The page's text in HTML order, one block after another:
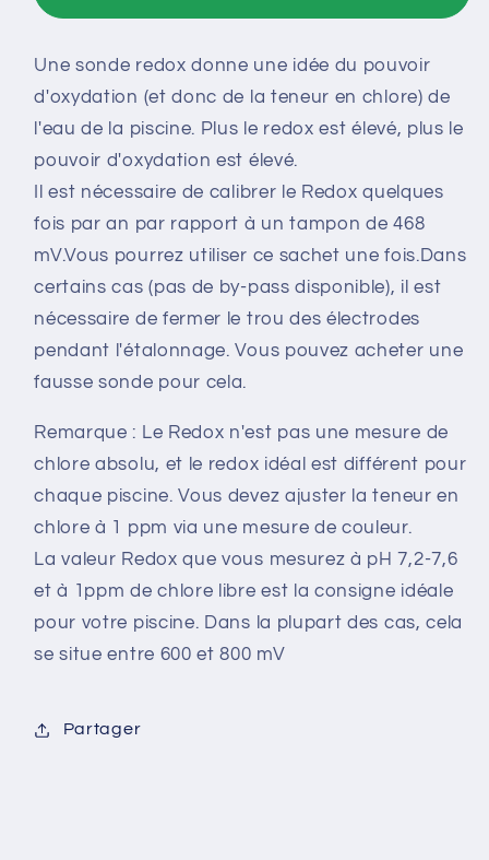
-
de
20
ml
-
de
20
ml
Une sonde redox donne une idée du pouvoir
d'oxydation (et donc de la teneur en chlore) de
l'eau de la piscine. Plus le redox est élevé, plus le
pouvoir d'oxydation est élevé.
Il est nécessaire de calibrer le Redox quelques
fois par an par rapport à un tampon de 468
mV.Vous pourrez utiliser ce sachet une fois.Dans
certains cas (pas de by-pass disponible), il est
nécessaire de fermer le trou des électrodes
pendant l'étalonnage. Vous pouvez acheter une
fausse sonde pour cela.
Remarque : Le Redox n'est pas une mesure de
chlore absolu, et le redox idéal est différent pour
chaque piscine. Vous devez ajuster la teneur en
chlore à 1 ppm via une mesure de couleur.
La valeur Redox que vous mesurez à pH 7,2-7,6
et à 1ppm de chlore libre est la consigne idéale
pour votre piscine. Dans la plupart des cas, cela
se situe entre 600 et 800 mV
Partager